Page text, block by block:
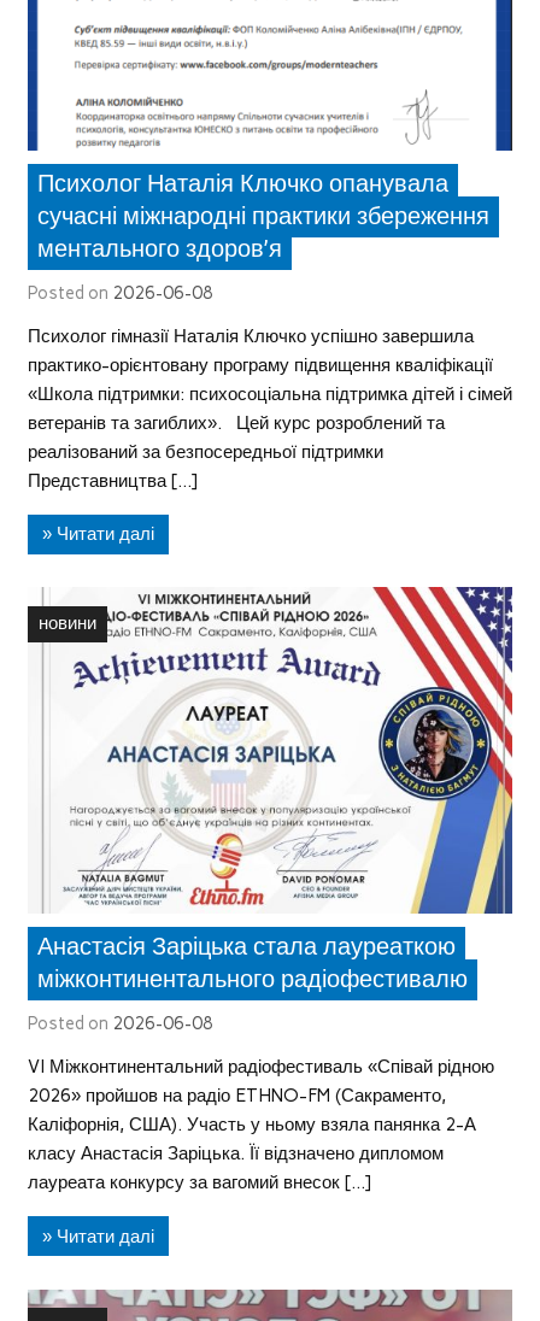
Психолог Наталія Ключко опанувала
сучасні міжнародні практики збереження
ментального здоров’я
Posted on 2026-06-08
Психолог гімназії Наталія Ключко успішно завершила
практико-орієнтовану програму підвищення кваліфікації
«Школа підтримки: психосоціальна підтримка дітей і сімей
ветеранів та загиблих». Цей курс розроблений та
реалізований за безпосередньої підтримки
Представництва […]
» Читати далі
новини
Анастасія Заріцька стала лауреаткою
міжконтинентального радіофестивалю
Posted on 2026-06-08
VI Міжконтинентальний радіофестиваль «Співай рідною
2026» пройшов на радіо ETHNO-FM (Сакраменто,
Каліфорнія, США). Участь у ньому взяла панянка 2-А
класу Анастасія Заріцька. Її відзначено дипломом
лауреата конкурсу за вагомий внесок […]
» Читати далі